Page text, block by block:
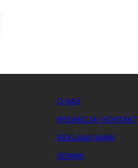
O NAS
REDAKCJA / KONTAKT
REKLAMA WWW
SENNIK